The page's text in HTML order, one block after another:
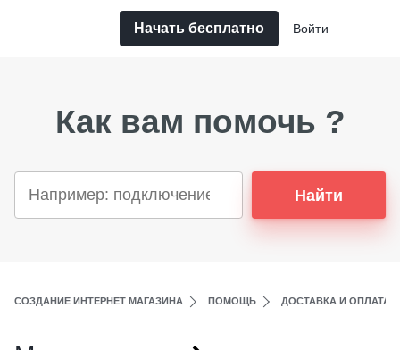
Начать бесплатно Войти
Как вам помочь ?
Найти
СОЗДАНИЕ ИНТЕРНЕТ МАГАЗИНА ПОМОЩЬ ДОСТАВКА И ОПЛАТА